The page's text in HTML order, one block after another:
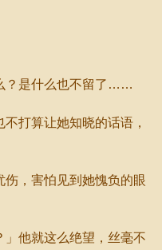
是什么也不留了……
打算让她知晓的话语，
害怕见到她愧负的眼
他就这么绝望，丝毫不